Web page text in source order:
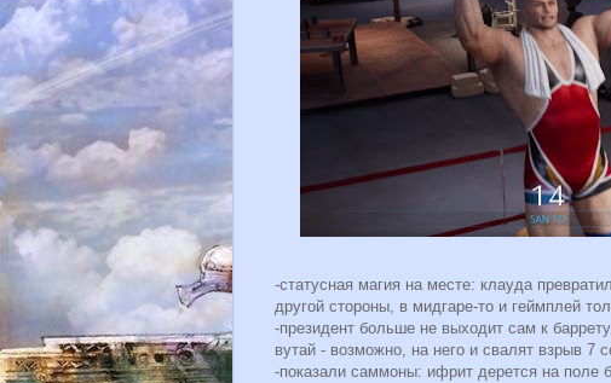
-статусная магия на месте: клауда
другой стороны, в мидгаре-то и геймплей
-президент больше не выходит сам к
вутай - возможно, на него и свалят взрыв 7
-показали саммоны: ифрит дерется на поле